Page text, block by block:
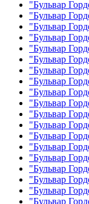
"Бульвар
"Бульвар
"Бульвар
"Бульвар
"Бульвар
"Бульвар
"Бульвар
"Бульвар
"Бульвар
"Бульвар
"Бульвар
"Бульвар
"Бульвар
"Бульвар
"Бульвар
"Бульвар
"Бульвар
"Бульвар
"Бульвар